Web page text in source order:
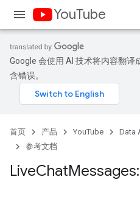
YouTube
Google 会使用 AI 技术将内容翻
含错误。
首页 产品 YouTube Data
参考文档
LiveChat